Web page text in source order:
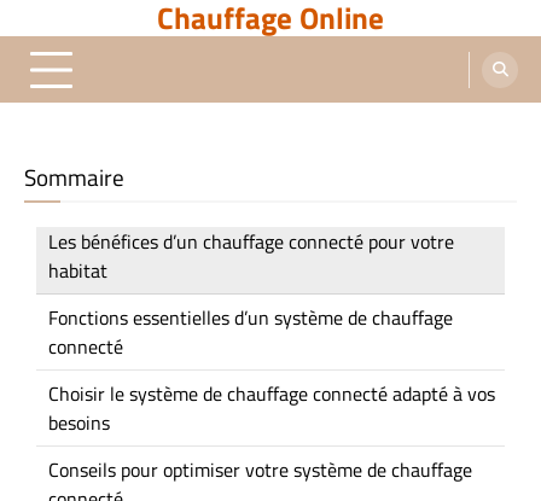
to
content
Chauffage Online
Sommaire
Les bénéfices d’un chauffage connecté pour votre
habitat
Fonctions essentielles d’un système de chauffage
connecté
Choisir le système de chauffage connecté adapté à vos
besoins
Conseils pour optimiser votre système de chauffage